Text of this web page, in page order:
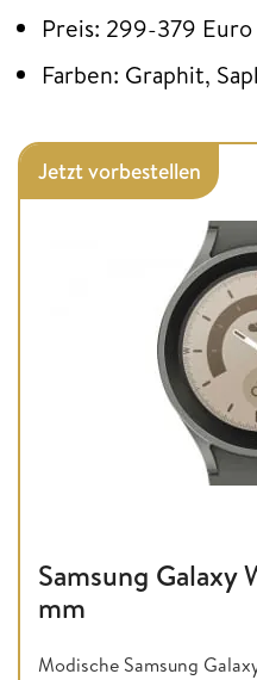
Preis: 299-379 Euro
Farben: Graphit,
Jetzt vorbestellen
Samsung Galaxy
mm
Modische Samsung